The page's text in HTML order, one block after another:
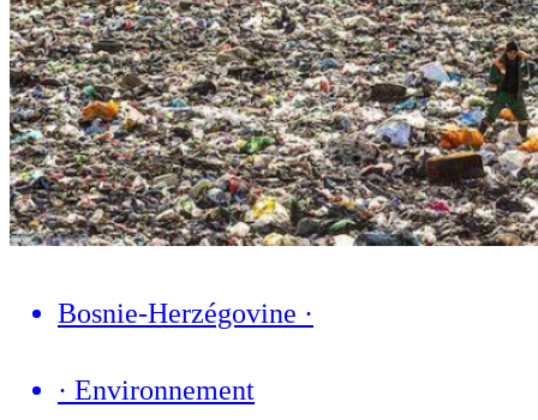
Bosnie-Herzégovine ·
· Environnement